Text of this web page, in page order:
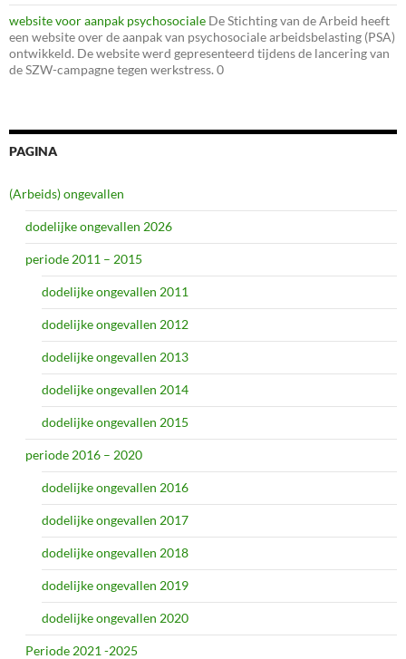
website voor aanpak psychosociale De Stichting van de Arbeid heeft
een website over de aanpak van psychosociale arbeidsbelasting (PSA)
ontwikkeld. De website werd gepresenteerd tijdens de lancering van
de SZW-campagne tegen werkstress. 0
PAGINA
(Arbeids) ongevallen
dodelijke ongevallen 2026
periode 2011 – 2015
dodelijke ongevallen 2011
dodelijke ongevallen 2012
dodelijke ongevallen 2013
dodelijke ongevallen 2014
dodelijke ongevallen 2015
periode 2016 – 2020
dodelijke ongevallen 2016
dodelijke ongevallen 2017
dodelijke ongevallen 2018
dodelijke ongevallen 2019
dodelijke ongevallen 2020
Periode 2021 -2025